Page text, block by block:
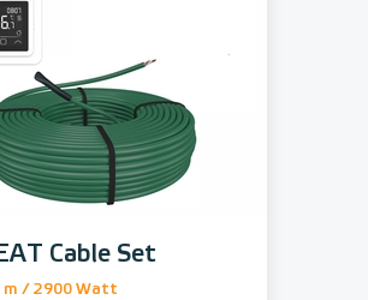
Cable Set
m / 2900 Watt